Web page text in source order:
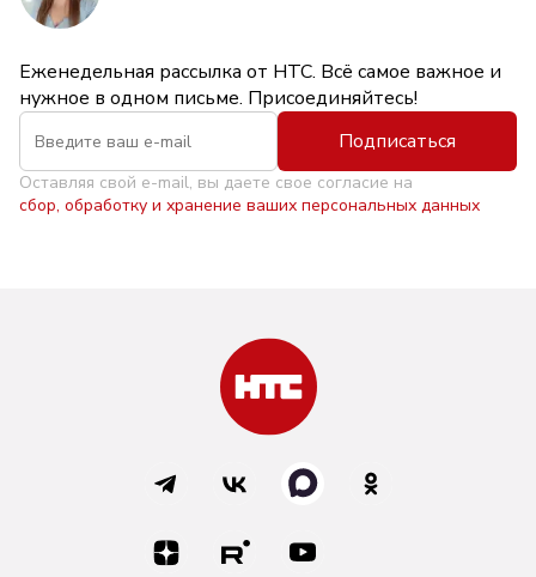
Еженедельная рассылка от НТС. Всё самое важное и
нужное в одном письме. Присоединяйтесь!
Подписаться
Оставляя свой e-mail, вы даете свое согласие на
сбор, обработку и хранение ваших персональных данных